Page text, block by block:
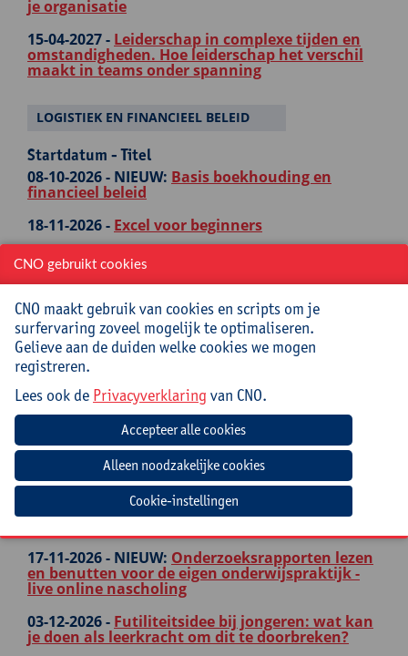
je organisatie
15-04-2027 - Leiderschap in complexe tijden en
omstandigheden. Hoe leiderschap het verschil
maakt in teams onder spanning
LOGISTIEK EN FINANCIEEL BELEID
Startdatum - Titel
08-10-2026 - NIEUW: Basis boekhouding en
financieel beleid
18-11-2026 - Excel voor beginners
30-11-2026 -Deontologisch omgaan met
onbetaalde schoolfacturen
25-02-2027 -Excel voor gevorderden
03-05-2027 -Excel voor experten
ONDERWIJSKUNDIG LEIDERSCHAP
Startdatum - Titel
27-10-2026 -NIEUW:Onderwijskundig
leiderschap met impact
Een werkzaam
professionaliseringsbeleid voor effectieve
17-11-2026 - NIEUW: Onderzoeksrapporten lezen
en benutten voor de eigen onderwijspraktijk -
live online nascholing
03-12-2026 - Futiliteitsidee bij jongeren: wat kan
je doen als leerkracht om dit te doorbreken?
CNO gebruikt cookies
CNO maakt gebruik van cookies en scripts om je
surfervaring zoveel mogelijk te optimaliseren.
Gelieve aan de duiden welke cookies we mogen
registreren.
Lees ook de Privacyverklaring van CNO.
Cookie-instellingen